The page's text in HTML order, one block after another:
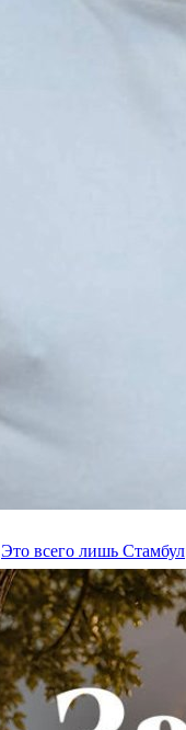
Это всего лишь Стамбул